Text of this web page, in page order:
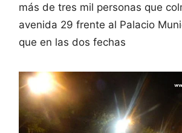
más de tres mil personas que
avenida 29 frente al Palacio
que en las dos fechas